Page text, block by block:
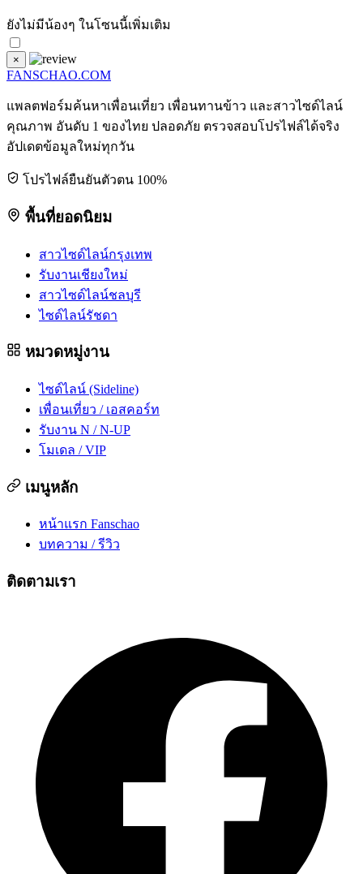
ยังไม่มีน้องๆ ในโซนนี้เพิ่มเติม
×
FANSCHAO.COM
แพลตฟอร์มค้นหาเพื่อนเที่ยว เพื่อนทานข้าว และสาวไซด์ไลน์
คุณภาพ อันดับ 1 ของไทย ปลอดภัย ตรวจสอบโปรไฟล์ได้จริง
อัปเดตข้อมูลใหม่ทุกวัน
โปรไฟล์ยืนยันตัวตน 100%
พื้นที่ยอดนิยม
สาวไซด์ไลน์กรุงเทพ
รับงานเชียงใหม่
สาวไซด์ไลน์ชลบุรี
ไซด์ไลน์รัชดา
หมวดหมู่งาน
ไซด์ไลน์ (Sideline)
เพื่อนเที่ยว / เอสคอร์ท
รับงาน N / N-UP
โมเดล / VIP
เมนูหลัก
หน้าแรก Fanschao
บทความ / รีวิว
ติดตามเรา